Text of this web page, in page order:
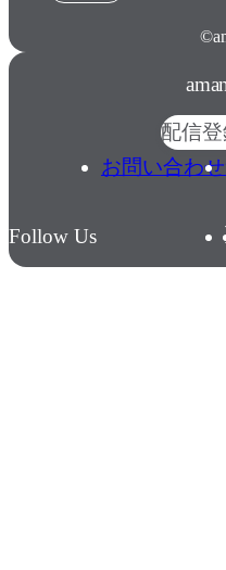
配信
お問い合わせ
Follow Us